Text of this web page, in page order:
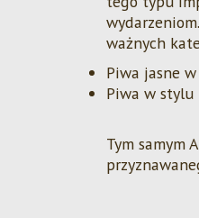
ważnych
Piwa jasne
Piwa w stylu
Tym samym